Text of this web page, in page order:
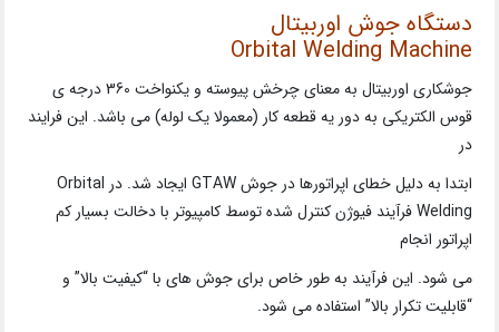
دستگاه جوش اوربیتال
Orbital Welding Machine
جوشکاری اوربیتال به معنای چرخش پیوسته و یکنواخت 360 درجه ی
قوس الکتریکی به دور یه قطعه کار (معمولا یک لوله) می باشد. این فرایند
در
ابتدا به دلیل خطای اپراتورها در جوش GTAW ایجاد شد. در Orbital
Welding فرآیند فیوژن کنترل شده توسط کامپیوتر با دخالت بسیار کم
اپراتور انجام
می شود. این فرآیند به طور خاص برای جوش های با “کیفیت بالا” و
“قابلیت تکرار بالا” استفاده می شود.